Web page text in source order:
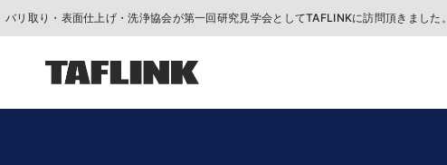
バリ取り・表面仕上げ・洗浄協会が第一回研究見学会としてTAFLINKに訪問頂きました。